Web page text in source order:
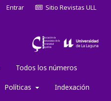
Todos los números
Políticas Indexación
Entrar Sitio Revistas ULL